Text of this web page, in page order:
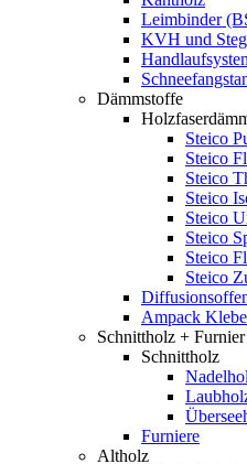
Leimbinder
KVH und
Dämmstoffe
Steico
Steico
Steico
Steico
Steico
Steico
Steico
Steico
Ampack
Schnittholz + Furnier
Schnittholz
Furniere
Altholz